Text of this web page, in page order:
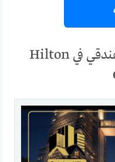
العائد المتوقع من الإيجار الفندقي في Hilton